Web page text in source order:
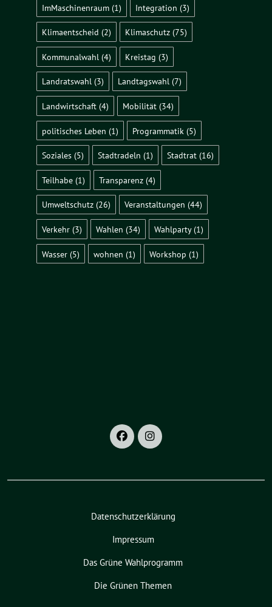
ImMaschinenraum (1) Integration (3)
Klimaentscheid (2) Klimaschutz(75)
Kommunalwahl (4) Kreistag (3)
Landratswahl (3) Landtagswahl(7)
Landwirtschaft (4) Mobilität(34)
politisches Leben (1) Programmatik (5)
Soziales (5) Stadtradeln (1) Stadtrat(16)
Teilhabe (1) Transparenz(4)
Umweltschutz (26) Veranstaltungen (44)
Verkehr (3) Wahlen (34) Wahlparty(1)
Wasser (5) wohnen (1) Workshop (1)
Datenschutzerklärung
Impressum
Das Grüne Wahlprogramm
Die Grünen Themen